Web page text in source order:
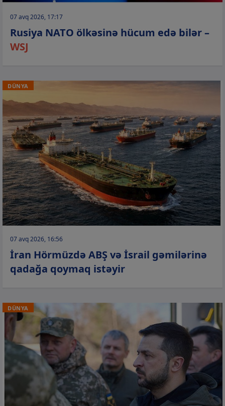
07 avq 2026, 17:17
Rusiya NATO ölkəsinə hücum edə bilər –
WSJ
DÜNYA
07 avq 2026, 16:56
İran Hörmüzdə ABŞ və İsrail gəmilərinə
qadağa qoymaq istəyir
DÜNYA